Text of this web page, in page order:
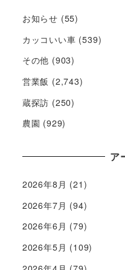
お知らせ (55)
カッコいい車 (539)
その他 (903)
営業飯 (2,743)
蔵探訪 (250)
農園 (929)
ア
2026年8月 (21)
2026年7月 (94)
2026年6月 (79)
2026年5月 (109)